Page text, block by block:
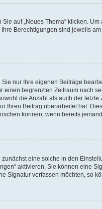
auf „Neues Thema“ klicken.
Berechtigungen sind jeweils
nur Ihre eigenen Beiträge
begrenzten Zeitraum nach
die Anzahl als auch der
Ihren Beitrag überarbeitet hat.
können, wenn bereits
eine solche in den
aktivieren. Sie können eine
Signatur verfassen möchten, so